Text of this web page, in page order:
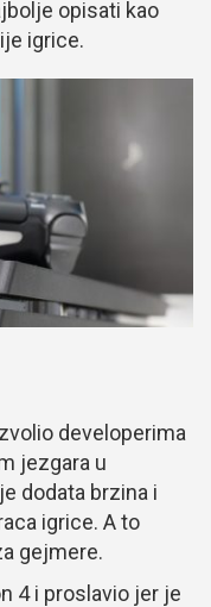
opisati kao
igrice.
developerima
jezgara u
dodata brzina i
igrice. A to
gejmere.
4 i proslavio jer je